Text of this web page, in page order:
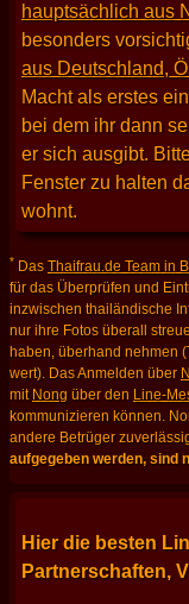
hauptsächlich aus
besonders
aus Deutschland,
Macht als erstes
bei dem ihr dann
er sich ausgibt.
Fenster zu halten
wohnt.
* Das Thaifrau.de Team in
für das Überprüfen und
inzwischen thailändische
nur ihre Fotos überall
haben, überhand nehmen
wert). Das Anmelden über
mit Nong über den Line-
kommunizieren können.
andere Betrüger
aufgegeben werden, sind
Hier die besten
Partnerschaften,